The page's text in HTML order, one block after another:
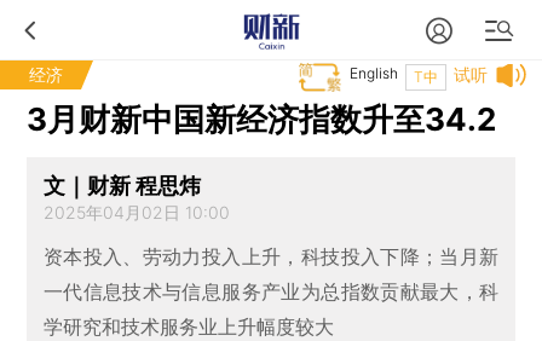
经济 试听
T中
English
3月财新中国新经济指数升至34.2
文｜财新 程思炜
2025年04月02日 10:00
资本投入、劳动力投入上升，科技投入下降；当月新
一代信息技术与信息服务产业为总指数贡献最大，科
学研究和技术服务业上升幅度较大